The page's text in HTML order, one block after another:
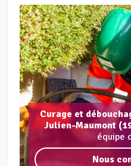
Curage et
Julien-Maumont
équipe
Nous